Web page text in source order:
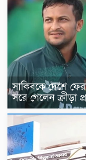
সাকিবকে দেশে
সরে গেলেন ক্রীড়া